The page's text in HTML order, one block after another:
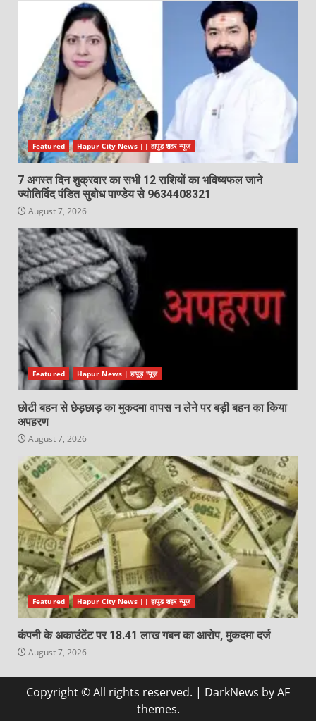
Featured Hapur City News || हापुड़ शहर न्यूज़
7 अगस्त दिन शुक्रवार का सभी 12 राशियों का भविष्यफल जाने
ज्योतिर्विद पंडित सुबोध पाण्डेय से 9634408321
August 7, 2026
Featured Hapur News | हापुड़ न्यूज़
छोटी बहन से छेड़छाड़ का मुकदमा वापस न लेने पर बड़ी बहन का किया
अपहरण
August 7, 2026
Featured Hapur City News || हापुड़ शहर न्यूज़
कंपनी के अकाउंटेंट पर 18.41 लाख गबन का आरोप, मुकदमा दर्ज
August 7, 2026
Copyright © All rights reserved. | DarkNews by AF
themes.